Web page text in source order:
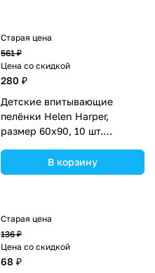
Старая цена
561 ₽
Цена со скидкой
280 ₽
Детские впитывающие
пелёнки Helen Harper,
размер 60х90, 10 шт.
В корзину
Старая цена
136 ₽
Цена со скидкой
68 ₽